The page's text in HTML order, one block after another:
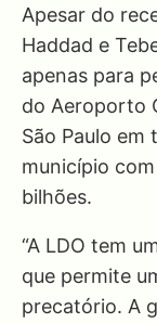
Apesar do
Haddad e
apenas para
do Aeroporto
São Paulo
município
bilhões.
“A LDO tem
que permite
precatório. A